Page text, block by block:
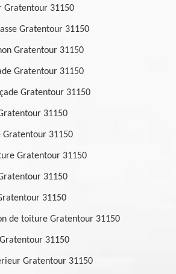
Gratentour 31150
Gratentour 31150
Gratentour 31150
Gratentour 31150
Gratentour 31150
31150
Gratentour 31150
Gratentour 31150
31150
31150
de toiture Gratentour 31150
31150
Gratentour 31150